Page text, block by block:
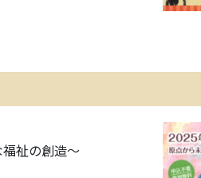
祉の創造～